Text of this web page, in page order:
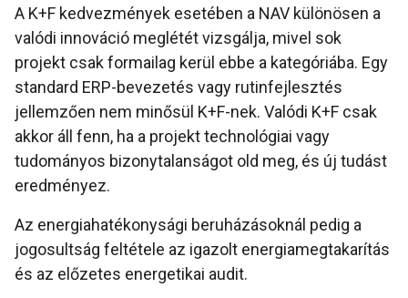
A K+F kedvezmények esetében a NAV különösen a
valódi innováció meglétét vizsgálja, mivel sok
projekt csak formailag kerül ebbe a kategóriába. Egy
standard ERP-bevezetés vagy rutinfejlesztés
jellemzően nem minősül K+F-nek. Valódi K+F csak
akkor áll fenn, ha a projekt technológiai vagy
tudományos bizonytalanságot old meg, és új tudást
eredményez.
Az energiahatékonysági beruházásoknál pedig a
jogosultság feltétele az igazolt energiamegtakarítás
és az előzetes energetikai audit.